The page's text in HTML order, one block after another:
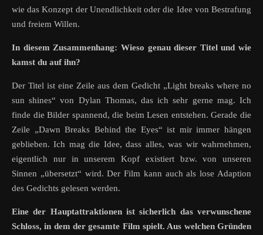
wie das Konzept der Unendlichkeit oder die Idee von Bestrafung
und freiem Willen.
In diesem Zusammenhang: Wieso genau dieser Titel und wie
kamst du auf ihn?
Der Titel ist eine Zeile aus dem Gedicht „Light breaks where no
sun shines“ von Dylan Thomas, das ich sehr gerne mag. Ich
finde die Bilder spannend, die beim Lesen entstehen. Gerade die
Zeile „Dawn Breaks Behind the Eyes“ ist mir immer hängen
geblieben. Ich mag die Idee, dass alles, was wir wahrnehmen,
eigentlich nur in unserem Kopf existiert bzw. von unseren
Sinnen „übersetzt“ wird. Der Film kann auch als lose Adaption
des Gedichts gelesen werden.
Eine der Hauptattraktionen ist sicherlich das verwunschene
Schloss, in dem der gesamte Film spielt. Aus welchen Gründen